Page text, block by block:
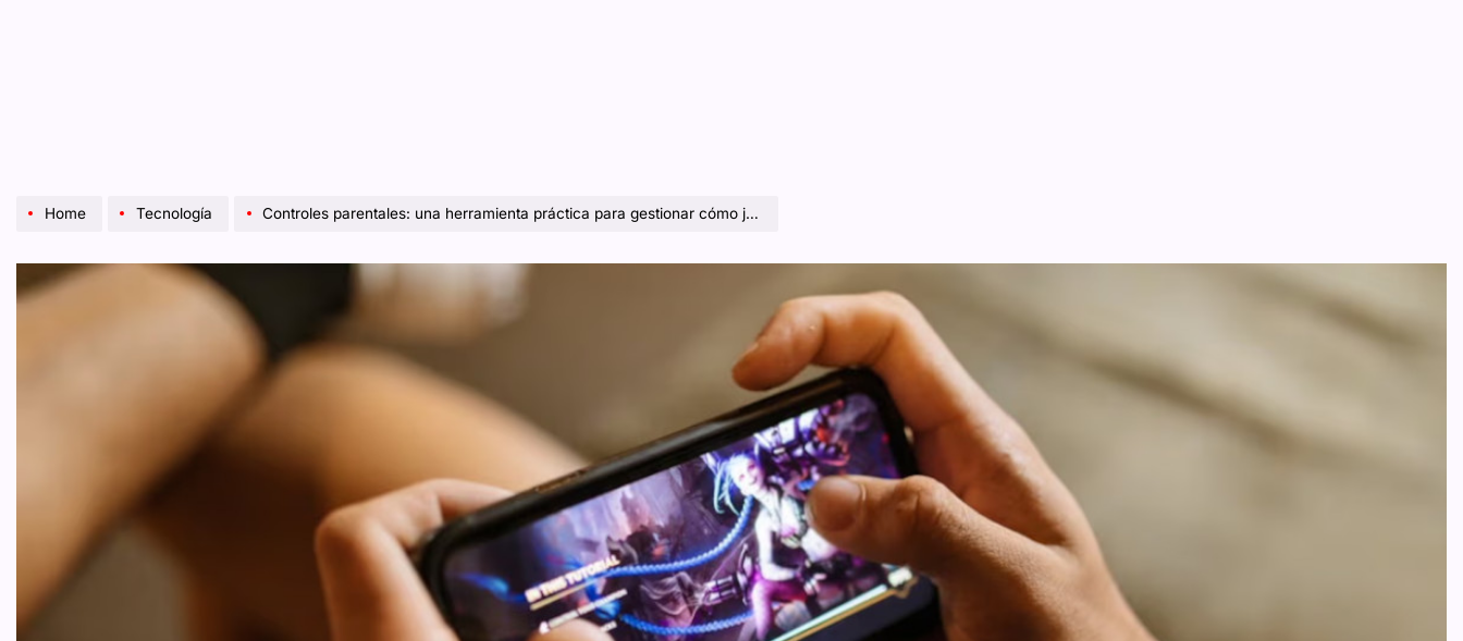
Home Tecnología Controles parentales: una herramienta práctica para gestionar cómo juegan tus hijos a los videojuegos